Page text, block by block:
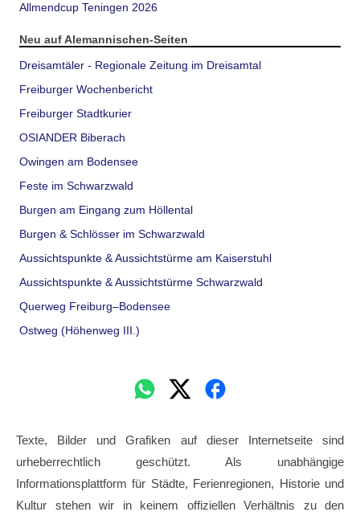
Allmendcup Teningen 2026
Neu auf Alemannischen-Seiten
Dreisamtäler - Regionale Zeitung im Dreisamtal
Freiburger Wochenbericht
Freiburger Stadtkurier
OSIANDER Biberach
Owingen am Bodensee
Feste im Schwarzwald
Burgen am Eingang zum Höllental
Burgen & Schlösser im Schwarzwald
Aussichtspunkte & Aussichtstürme am Kaiserstuhl
Aussichtspunkte & Aussichtstürme Schwarzwald
Querweg Freiburg–Bodensee
Ostweg (Höhenweg III.)
Texte, Bilder und Grafiken auf dieser Internetseite sind
urheberrechtlich geschützt. Als unabhängige
Informationsplattform für Städte, Ferienregionen, Historie und
Kultur stehen wir in keinem offiziellen Verhältnis zu den